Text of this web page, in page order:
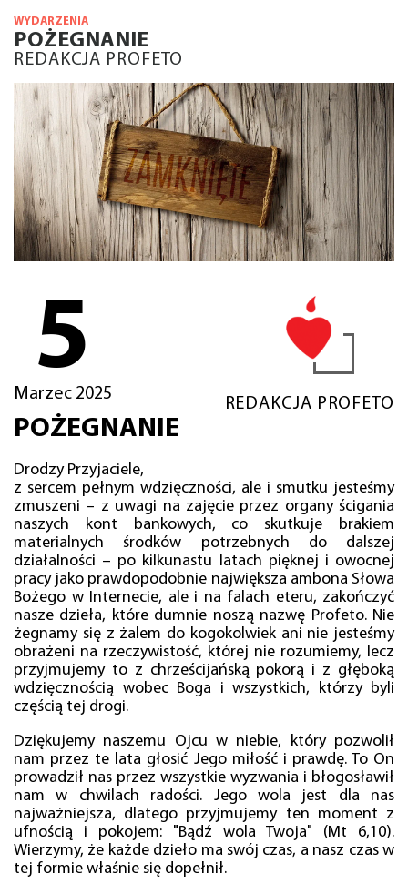
WYDARZENIA
POŻEGNANIE
REDAKCJA PROFETO
5
Marzec 2025
REDAKCJA PROFETO
POŻEGNANIE
Drodzy Przyjaciele,
z sercem pełnym wdzięczności, ale i smutku jesteśmy
zmuszeni – z uwagi na zajęcie przez organy ścigania
naszych kont bankowych, co skutkuje brakiem
materialnych środków potrzebnych do dalszej
działalności – po kilkunastu latach pięknej i owocnej
pracy jako prawdopodobnie największa ambona Słowa
Bożego w Internecie, ale i na falach eteru, zakończyć
nasze dzieła, które dumnie noszą nazwę Profeto. Nie
żegnamy się z żalem do kogokolwiek ani nie jesteśmy
obrażeni na rzeczywistość, której nie rozumiemy, lecz
przyjmujemy to z chrześcijańską pokorą i z głęboką
wdzięcznością wobec Boga i wszystkich, którzy byli
częścią tej drogi.
Dziękujemy naszemu Ojcu w niebie, który pozwolił
nam przez te lata głosić Jego miłość i prawdę. To On
prowadził nas przez wszystkie wyzwania i błogosławił
nam w chwilach radości. Jego wola jest dla nas
najważniejsza, dlatego przyjmujemy ten moment z
ufnością i pokojem: "Bądź wola Twoja" (Mt 6,10).
Wierzymy, że każde dzieło ma swój czas, a nasz czas w
tej formie właśnie się dopełnił.